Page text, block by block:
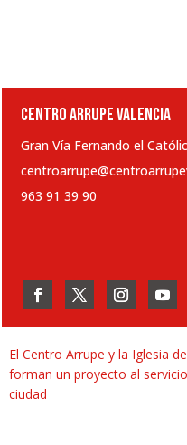
CENTRO ARRUPE VALENCIA
Gran Vía Fernando el
963 91 39 90
El Centro Arrupe y la Iglesia
forman un proyecto al
ciudad